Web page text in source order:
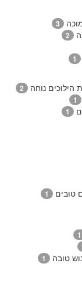
3
2
1
הילוכים נוחה 2
1
1
טובים 1
טובה 1